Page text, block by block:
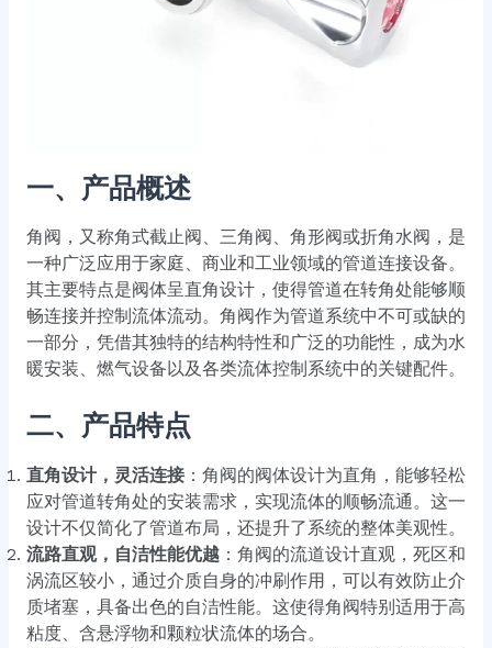
一、产品概述
角阀，又称角式截止阀、三角阀、角形阀或折角水阀，是
一种广泛应用于家庭、商业和工业领域的管道连接设备。
其主要特点是阀体呈直角设计，使得管道在转角处能够顺
畅连接并控制流体流动。角阀作为管道系统中不可或缺的
一部分，凭借其独特的结构特性和广泛的功能性，成为水
暖安装、燃气设备以及各类流体控制系统中的关键配件。
二、产品特点
直角设计，灵活连接：角阀的阀体设计为直角，能够轻松
应对管道转角处的安装需求，实现流体的顺畅流通。这一
设计不仅简化了管道布局，还提升了系统的整体美观性。
流路直观，自洁性能优越：角阀的流道设计直观，死区和
涡流区较小，通过介质自身的冲刷作用，可以有效防止介
质堵塞，具备出色的自洁性能。这使得角阀特别适用于高
粘度、含悬浮物和颗粒状流体的场合。